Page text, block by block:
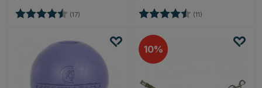
Bewertung: (17) 4.4 von 5 SternenBewertung: (11)
10